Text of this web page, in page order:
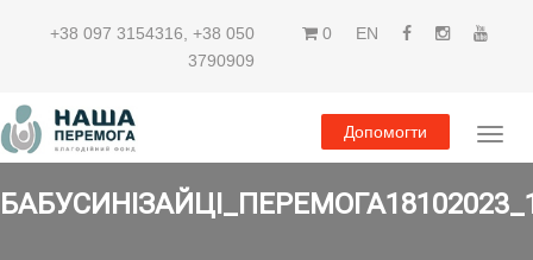
+38 097 3154316 +38 050
3790909
0 EN
Допомогти